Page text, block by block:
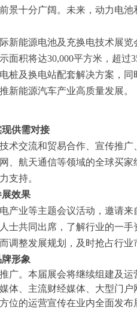
景十分广阔。未来，动力电
新能源电池及充换电技术展
面积将达30,000平方米，超
桩及换电站配套解决方案，
新能源汽车产业高质量发展。
供需对接
术交流和贸易合作、宣传推
、航天通信等领域的全球买
支持。
效果
产业等主题会议活动，邀请
士共同出席，了解行业的一
调整发展规划，及时抢占行业
形象
广。本届展会将继续组建及
体、主流财经媒体、大型门
位的运营宣传在业内全面发布